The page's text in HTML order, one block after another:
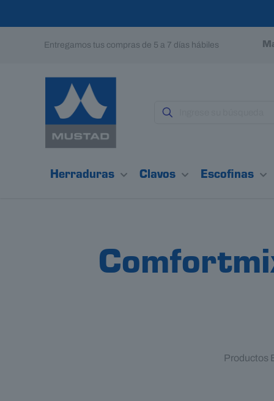
Entregamos tus compras de 5 a 7 días hábiles
Herraduras Clavos Escofinas
Productos